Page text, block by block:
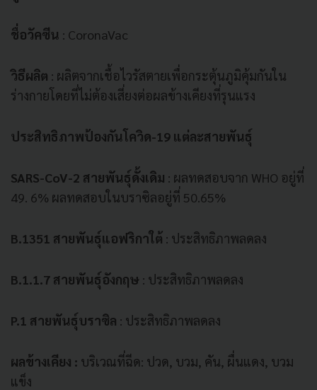
ชื่อวัคซีน : CoronaVac
วิธีผลิต : ผลิตจากเชื้อไวรัสตายเพื่อกระตุ้นภูมิคุ้มกันใน
ร่างกายโดยที่ไม่ต้องเสี่ยงต่อผลข้างเคียงที่รุนแรง
ประสิทธิภาพป้องกันโควิด-19 แต่ละสายพันธุ์
SARS-CoV-2 สายพันธุ์ดั้งเดิม : ผลทดสอบจาก WHO อยู่ที่
49. 6% ผลทดสอบในบราซิลอยู่ที่ 50.65%
B.1351 สายพันธุ์แอฟริกาใต้ : ประสิทธิภาพลดลง
B.1.1.7 สายพันธุ์อังกฤษ : ประสิทธิภาพลดลง
P.1 สายพันธุ์บราซิล : ประสิทธิภาพลดลง
ผลข้างเคียง : บริเวณที่ฉีด: ปวด, บวม, คัน, ผื่นแดง, บวม
แข็ง